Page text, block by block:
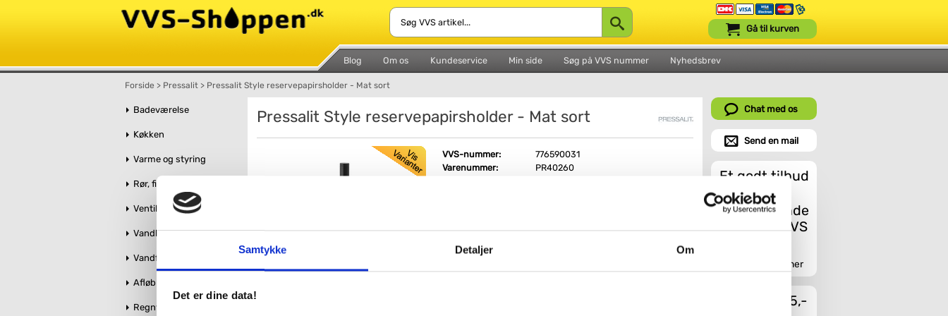
Samtykke Detaljer Om
Det er dine data!
Blog Om os Kundeservice Min side Søg på VVS nummer Nyhedsbrev
Gå til kurven
Forside > Pressalit > Pressalit Style reservepapirsholder - Mat sort
Badeværelse
Køkken
Varme og styring
Rør, fittings og tilbehør
Ventiler og stophaner
Vandbehandling
Vandforsyning
Afløb og kloak
Regnvandshåndtering
Pressalit Style reservepapirsholder - Mat sort
VVS-nummer:
776590031
Varenummer:
PR40260
Fri fragt fra 4.995,-
Chat med os
Send en mail
Et godt tilbud
Indhent tilbud her
Fragt fra 45,-